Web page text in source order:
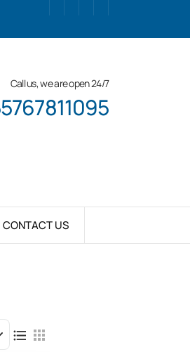
Call us, we are open 24/7
CONTACT US